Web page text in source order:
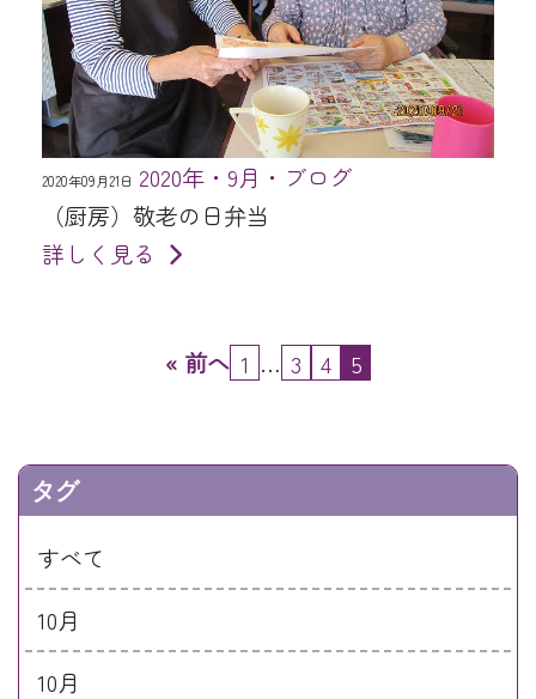
2020年09月21日 2020年・9月・ブログ
（厨房）敬老の日弁当
詳しく見る
« 前へ 1 … 3 4 5
タグ
すべて
10月
10月